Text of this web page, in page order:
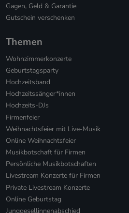
Gagen, Geld & Garantie
Gutschein verschenken
Themen
Wohnzimmerkonzerte
Geburtstagsparty
Hochzeitsband
Hochzeitssänger*innen
Hochzeits-DJs
Firmenfeier
Weihnachtsfeier mit Live-Musik
Online Weihnachtsfeier
Musikbotschaft für Firmen
Persönliche Musikbotschaften
Livestream Konzerte für Firmen
Private Livestream Konzerte
Online Geburtstag
Junggesellinnenabschied